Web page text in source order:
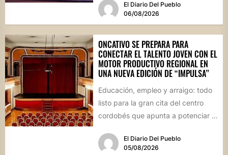
El Diario Del Pueblo
06/08/2026
ONCATIVO SE PREPARA PARA
CONECTAR EL TALENTO JOVEN CON EL
MOTOR PRODUCTIVO REGIONAL EN
UNA NUEVA EDICIÓN DE “IMPULSA”
Educación, empleo y arraigo: todo
listo para la gran cita del centro
cordobés que apunta a potenciar el
El Diario Del Pueblo
05/08/2026